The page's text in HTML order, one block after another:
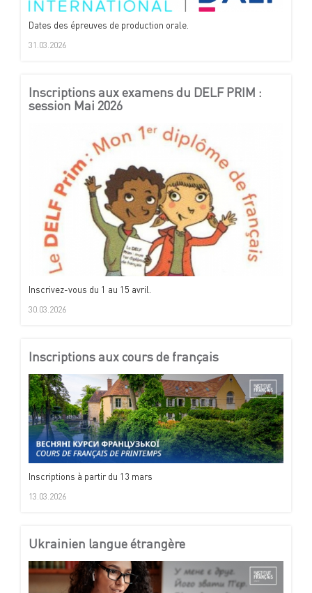
Dates des épreuves de production orale.
31.03.2026
Inscriptions aux examens du DELF PRIM :
session Mai 2026
Inscrivez-vous du 1 au 15 avril.
30.03.2026
Inscriptions aux cours de français
Inscriptions à partir du 13 mars
13.03.2026
Ukrainien langue étrangère